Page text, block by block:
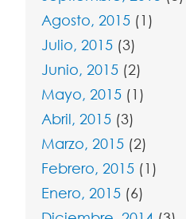
Agosto, 2015 (1)
Julio, 2015 (3)
Junio, 2015 (2)
Mayo, 2015 (1)
Abril, 2015 (3)
Marzo, 2015 (2)
Febrero, 2015 (1)
Enero, 2015 (6)